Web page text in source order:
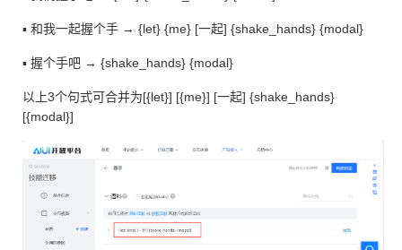
▪ 和我⼀起握个⼿ → {let} {me} [⼀起] {shake_hands} {modal}
▪ 握个⼿吧 → {shake_hands} {modal}
以上3个句式可合并为[{let}] [{me}] [⼀起] {shake_hands}
[{modal}]